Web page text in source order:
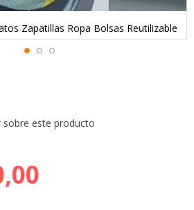
sobre este producto
Zapatillas Ropa Bolsas Reutilizable